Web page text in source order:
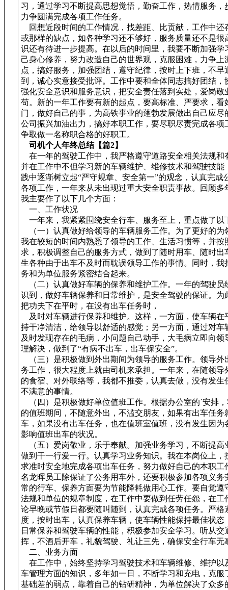
习，通过学习不断提高思想觉悟，勤奋工作，热情服务，
力争圆满完成各项工作任务。
回想近段时间的工作情况，找差距、比贡献，工作中还
或那样的缺点，如各种学习还不够好，服务质量还不是很
识还有待进一步提高。在以后的时间里，我要不断加强学
己身心修养，努力改造自己的世界观，克服困难，力争上
点，搞好服务，加强团结，遵守纪律，按时上下班，不早
到，诚心实意接受批评。工作中要和全体同志搞好团结，
强化安全意识和服务意识，把安全责任落到实处，爱岗敬
苟。新的一年工作要有新的起点，要高标准、严要求，看
门，做好自己的事，为高铁事业的蓬勃发展做出自己应尽
公司振兴加油出力，搞好本职工作，要尽职尽责完成各项
争取做一名称职合格的好职工。
司机个人年终总结【篇2】
在一年的驾驶工作中，我严格遵守道路安全相关法规和
并在工作中不但学习新的车辆维护、维修技术和驾驶技能
践中逐渐树立起“严守规章、安全第一”的观念，认真完成
各项工作，一年来从未出现过重大安全职责事故。回顾多
我主要作了以下几个方面：
一、工作状况
一年来，我紧紧围绕安全行车、服务至上，重点做了以
（一）认真做好给领导的车辆服务工作。为了更好的为
我在较短的时间内熟悉了领导的工作、生活习惯等，并按
求，积极调整自己的服务方式，做到了随时用车、随时出
生各种由于出车不及时而耽误领导工作的事情。同时，我
务和为单位服务紧密结合起来。
（二）认真做好车辆的保养和维护工作。一年的驾驶员
识到，做好车辆保养和日常维护，是安全驾驶的保证。为
把功夫下在平时，在没有出车任务时，
及时对车辆进行保养和维护。这样，一方面，使车辆在
持干净清洁，给领导以舒适的感觉；另一方面，通过对车
及时发现存在的毛病，小问题自己动手，大毛病立即向领
理解决，做到了“有病不出车，出车保安全”。
（三）是积极做到外出期间为领导的服务工作。领导外
务工作，很大程度上就由司机来承担。一年来，在随领导
的食宿、对外联络等，我都不推委，认真去做，没有发生
不满意的事情。
（四）是积极做好单位值班工作。根据办公室的`安排
的值班期间，不随意外出，不滥交朋友，如果有出车任务
车，如果没有出车任务，也在值班室值班，没有发生因为
影响值班出车的状况。
（五）爱岗敬业，乐于奉献。加强业务学习，不断提高
做到干一行爱一行。认真学习业务知识。我在本岗位上，
求准时安全地完成各项出车任务，努力做好自己的本职工
名龙晖员工除保证了公务用车外，还要积极参加各项义务
常的行车、保养方面要为节能降耗做用心工作。要自觉遵
法规和单位的规章制度，在工作中要做到任劳任怨，在工
论早晚或节假日都要随叫随到，认真完成各项任务。严格
度，按时出车，认真保养车辆，使车辆性能保持最佳状态
日常保养和驾驶车辆的性能，积极参加安全学习。听从交
挥，不酒后开车，礼貌驾驶、礼让三先，确保安全行车无
二、业务方面
在工作中，始终坚持学习驾驶技术和车辆维修、维护以
车管理方面的知识，多年如一日，不断学习和充电，克服
基础差的弱点，靠着自己的钻研精神，为单位解决了众多